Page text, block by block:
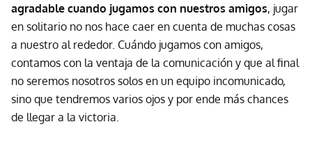
agradable cuando jugamos con nuestros amigos, jugar
en solitario no nos hace caer en cuenta de muchas cosas
a nuestro al rededor. Cuándo jugamos con amigos,
contamos con la ventaja de la comunicación y que al final
no seremos nosotros solos en un equipo incomunicado,
sino que tendremos varios ojos y por ende más chances
de llegar a la victoria.